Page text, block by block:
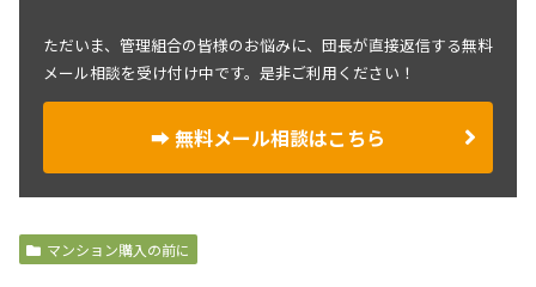
ただいま、管理組合の皆様のお悩みに、団長が直接返信する無料
メール相談を受け付け中です。是非ご利用ください！
➡ 無料メール相談はこちら
マンション購入の前に